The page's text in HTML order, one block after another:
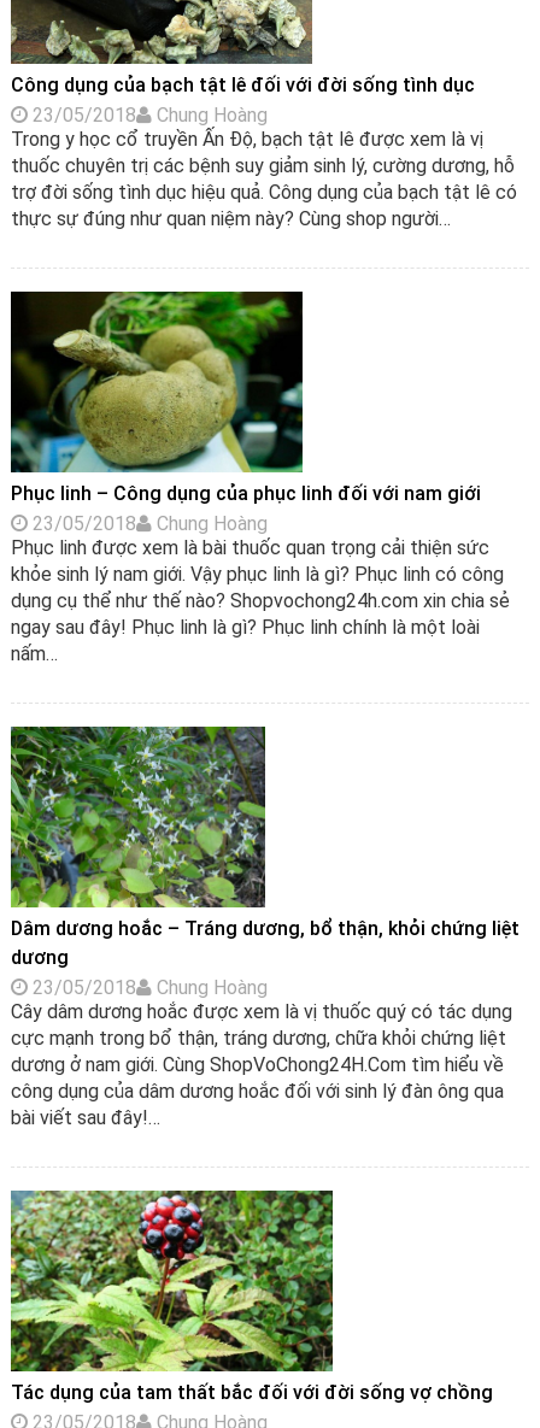
Công dụng của bạch tật lê đối với đời sống tình dục
23/05/2018
Chung Hoàng
Trong y học cổ truyền Ấn Độ, bạch tật lê được xem là vị
thuốc chuyên trị các bệnh suy giảm sinh lý, cường dương, hỗ
trợ đời sống tình dục hiệu quả. Công dụng của bạch tật lê có
thực sự đúng như quan niệm này? Cùng shop người…
Phục linh – Công dụng của phục linh đối với nam giới
23/05/2018
Chung Hoàng
Phục linh được xem là bài thuốc quan trọng cải thiện sức
khỏe sinh lý nam giới. Vậy phục linh là gì? Phục linh có công
dụng cụ thể như thế nào? Shopvochong24h.com xin chia sẻ
ngay sau đây! Phục linh là gì? Phục linh chính là một loài
nấm…
Dâm dương hoắc – Tráng dương, bổ thận, khỏi chứng liệt
dương
23/05/2018
Chung Hoàng
Cây dâm dương hoắc được xem là vị thuốc quý có tác dụng
cực mạnh trong bổ thận, tráng dương, chữa khỏi chứng liệt
dương ở nam giới. Cùng ShopVoChong24H.Com tìm hiểu về
công dụng của dâm dương hoắc đối với sinh lý đàn ông qua
bài viết sau đây!…
Tác dụng của tam thất bắc đối với đời sống vợ chồng
23/05/2018
Chung Hoàng